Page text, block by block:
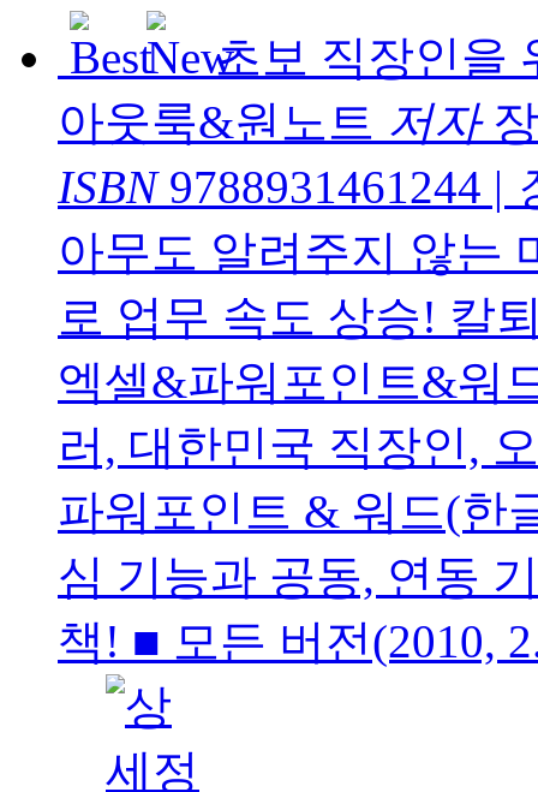
초보 직장인을
아웃룩&원노트 저자
ISBN9788931461244 |
아무도 알려주지 않는
로 업무 속도 상승! 칼
엑셀&파워포인트&워
러, 대한민국 직장인,
파워포인트 & 워드(한
심 기능과 공동, 연동
책! ■ 모든 버전(2010,